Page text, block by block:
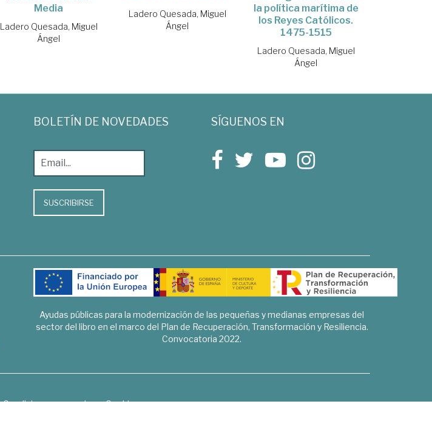
Media
Ladero Quesada, Miguel
Ángel
Ladero Quesada, Miguel
Ángel
la política marítima de
los Reyes Católicos.
1475-1515
Ladero Quesada, Miguel
Ángel
BOLETÍN DE NOVEDADES
SUSCRIBIRSE
SÍGUENOS EN
Ayudas públicas para la modernización de las pequeñas y medianas empresas del
sector del libro en el marco del Plan de Recuperación, Transformación y Resiliencia.
Convocatoria 2022.
Condiciones generales
Cookies